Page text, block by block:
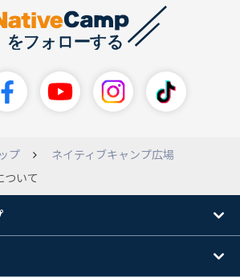
プ
ネイティブキャンプ広場
ついて